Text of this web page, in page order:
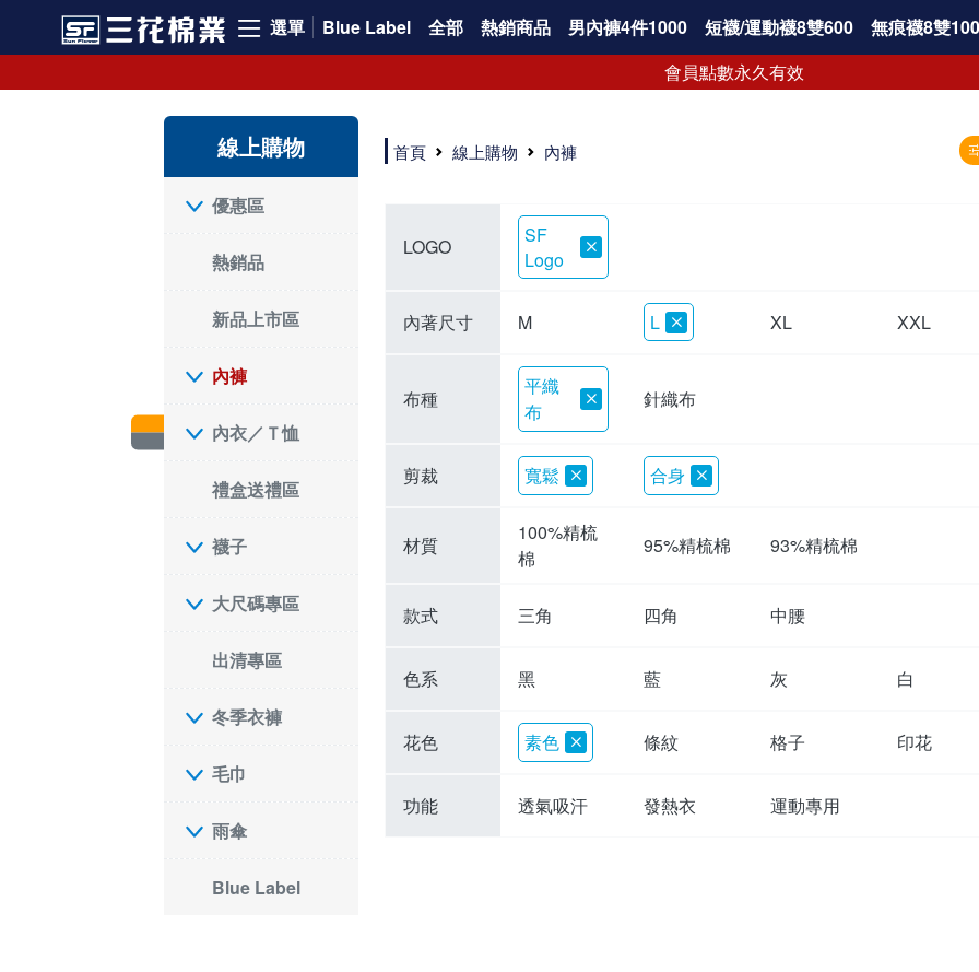
選單 Blue Label 全部 熱銷商品 男內褲4件1000 短襪/運動襪8雙600 無痕襪8雙
會員點數永久有效
線上購物
優惠區
熱銷品
新品上市區
內褲
內衣／Ｔ恤
禮盒送禮區
襪子
大尺碼專區
出清專區
冬季衣褲
毛巾
雨傘
Blue Label
選擇內褲、平口褲、純棉內褲首重品質。舒適、透氣的內褲、平口褲、純棉內褲能影響健康，須謹慎挑選。三花內褲透氣不悶，值得信賴！
三花內褲、平口褲、純棉內褲50年來持續升級，符合人體工學設計，柔軟無勒痕的鬆緊帶。三花內褲是肌膚好友，口碑熱銷！
選擇內褲首重品質。三花內褲50年來不斷升級，證明其卓越品質。符合人體工學剪裁，柔軟無痕鬆緊帶，是必買首選。兼具品質與外型，與肌膚零感接觸，穿著舒適，看來有質感。三花內褲設計獨特，質料優良，專業剪裁，呵護肌膚。新鮮高品質棉材製成，多款選擇，耐洗耐穿，三花內褲絕對首選。
"內褲購買及使用經驗網友來信分享 近年來，我經常在大型連鎖賣場如佳瑪、美華泰等地看到三花內褲的展示。最近一兩年，甚至百貨公司及街頭店鋪都開始大量出現三花專櫃或專賣店。我猜測，這應該是三花在營運策略上的調整，才使得這些改變成為現實。 本來，三花內褲一直是消費者選購內褲時的熱門選項之一。內褲櫃點的增多使我更加注意到這個品牌，因此我在選購內褲時，特意多研究了一下三花內褲的設計。 先從內褲外層包裝談起，有些內褲有PP袋包裝，有些則沒有。雖然這是一件小事，但我發現朋友們中有人會介意內褲包裝沒有PP袋。他們認為沒有PP袋會使包裝不夠精美。對我來說，有PP袋確實能提升包裝的精緻度，但內褲不裝PP袋其實也算是環保。所以，這就看每個人對內褲包裝的需求和感受了。 每次購買內褲時，我都會特別帶一件五片式剪裁的內褲。三花的平口內褲被稱為全國第一件五片式剪裁內褲，這話應該不是隨便說說的，畢竟三花是一個擁有超過50年歷史的老品牌，專注於研發和改良內褲。當初，我覺得這種設計有些花俏，只是圖個新鮮買來試試，結果發現內褲多一片真的有其優勢，尤其是減少了內褲卡屁的次數。雖然這個狀況不可能完全消失，但大大增加了穿著的舒適度。 三花內褲的價格也在我能接受的範圍內，因此它逐漸成為我的心頭好。此外，內褲選購時的另一個重要因素是鬆緊帶。看內褲是否舊了，第一眼通常看鬆緊帶。故意或不小心露出內褲褲頭的時候，印象分數也是由鬆緊帶決定的。 很多內褲品牌強調鬆緊帶的造型及花樣，這類內褲非常適合一些特殊場合，如單身聯誼或約會時穿著，能夠加分不少。日常使用的內褲則建議選擇鬆緊帶不易鬆垮的，花樣其次。三花特別強調內褲鬆緊帶的耐洗度，而其他品牌鮮少提及這一點。 分場合選擇內褲是我的習慣。特殊場合內褲要講究一點，但平日則需要選擇鬆緊帶有保障的內褲。畢竟，內褲是每天陪伴我們超過12個小時的衣物，找到適合自己且耐洗耐穿高CP值的內褲才是最明智的選擇。 內褲畢竟是消耗品，定期更換非常重要。如果內褲沾染到髒污或處於潮濕的環境，就不應該撐太久。這是因為內褲長期接觸身體的重要部位，所以選擇和保養都要謹慎。 以上是我個人的內褲使用分享，並非業配，不代表任何人的立場。內褲還是要以自身體驗最為準確。希望大家都能找到適合自己的內褲，並多多支持台灣品牌。"
首頁 線上購物 內褲
LOGO
SF
Logo
內著尺寸 M L XL XXL
布種
平織
布
針織布
剪裁 寬鬆 合身
材質
100%精梳
棉
95%精梳棉 93%精梳棉
款式 三角 四角 中腰
色系 黑 藍 灰 白
花色 素色 條紋 格子 印花
功能 透氣吸汗 發熱衣 運動專用